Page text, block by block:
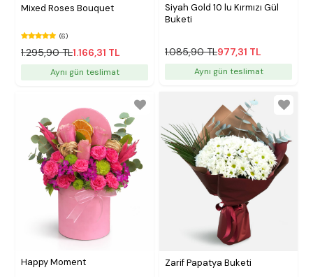
Mixed Roses Bouquet
(6)
1.295,90 TL1.166,31 TL
Aynı gün teslimat
Siyah Gold 10 lu Kırmızı Gül
Buketi
1.085,90 TL977,31 TL
Aynı gün teslimat
Happy Moment Zarif Papatya Buketi